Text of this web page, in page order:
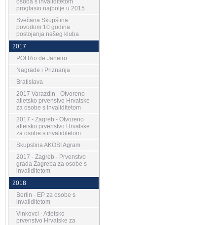
osoba s invaliditetom
proglasio najbolje u 2015
Svečana Skupština
povodom 10 godina
postojanja našeg kluba
2017
POI Rio de Janeiro
Nagrade i Priznanja
Bratislava
2017 Varazdin - Otvoreno
atletsko prvenstvo Hrvatske
za osobe s invaliditetom
2017 - Zagreb - Otvoreno
atletsko prvenstvo Hrvatske
za osobe s invaliditetom
Skupstina AKOSI Agram
2017 - Zagreb - Prvenstvo
grada Zagreba za osobe s
invaliditetom
2018
Berlin - EP za osobe s
invaliditetom
Vinkovci - Atletsko
prvenstvo Hrvatske za